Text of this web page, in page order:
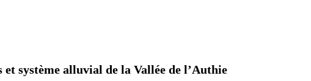
système alluvial de la Vallée de l’Authie